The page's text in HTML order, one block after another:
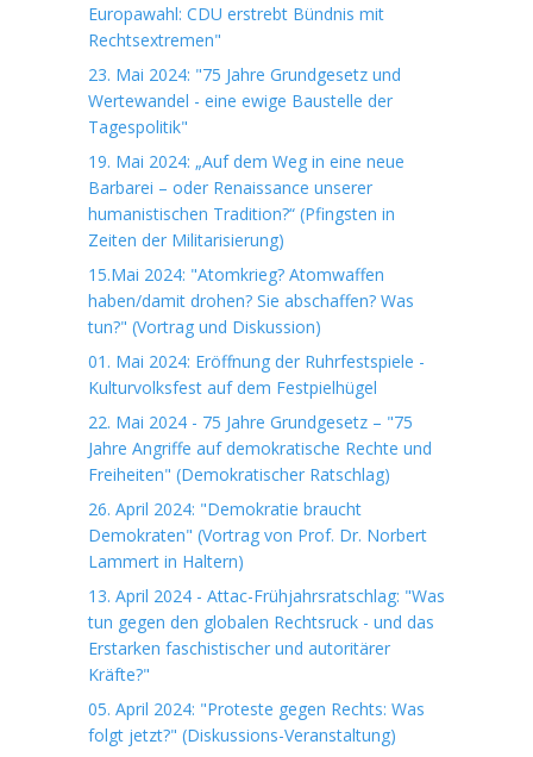
Europawahl: CDU erstrebt Bündnis mit
Rechtsextremen"
23. Mai 2024: "75 Jahre Grundgesetz und
Wertewandel - eine ewige Baustelle der
Tagespolitik"
19. Mai 2024: „Auf dem Weg in eine neue
Barbarei – oder Renaissance unserer
humanistischen Tradition?“ (Pfingsten in
Zeiten der Militarisierung)
15.Mai 2024: "Atomkrieg? Atomwaffen
haben/damit drohen? Sie abschaffen? Was
tun?" (Vortrag und Diskussion)
01. Mai 2024: Eröffnung der Ruhrfestspiele -
Kulturvolksfest auf dem Festpielhügel
22. Mai 2024 - 75 Jahre Grundgesetz – "75
Jahre Angriffe auf demokratische Rechte und
Freiheiten" (Demokratischer Ratschlag)
26. April 2024: "Demokratie braucht
Demokraten" (Vortrag von Prof. Dr. Norbert
Lammert in Haltern)
13. April 2024 - Attac-Frühjahrsratschlag: "Was
tun gegen den globalen Rechtsruck - und das
Erstarken faschistischer und autoritärer
Kräfte?"
05. April 2024: "Proteste gegen Rechts: Was
folgt jetzt?" (Diskussions-Veranstaltung)